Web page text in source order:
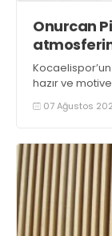
Onurcan
hazır ve
07 Ağustos